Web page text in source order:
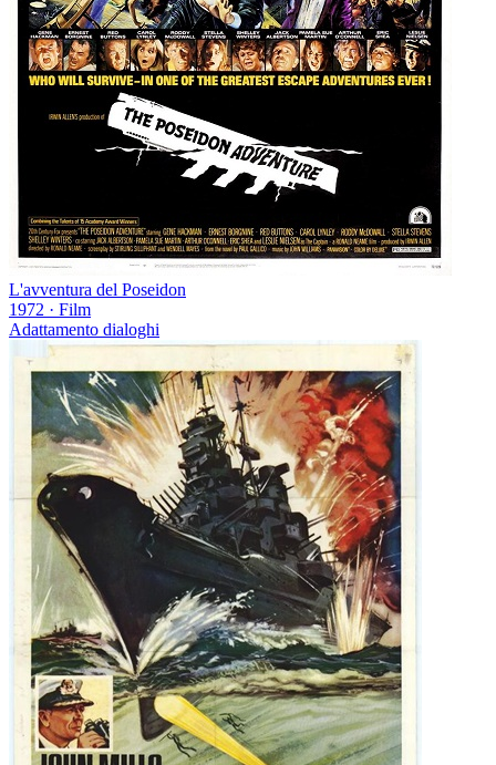
L'avventura del Poseidon
1972 · Film
Adattamento dialoghi